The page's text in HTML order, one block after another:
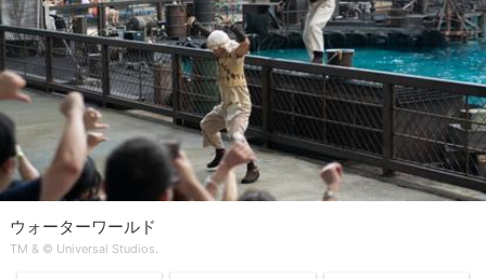
ウォーターワールド
TM & © Universal Studios.